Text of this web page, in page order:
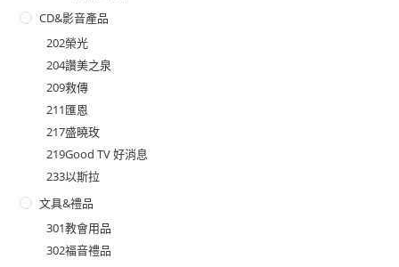
CD&影音產品
202榮光
204讚美之泉
209救傳
211匯恩
217盛曉玫
219Good TV 好消息
233以斯拉
文具&禮品
301教會用品
302福音禮品